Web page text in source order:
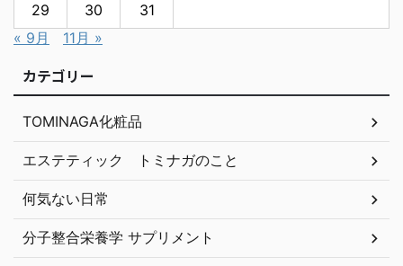
29 30
31
« 9月
11月 »
カテゴリー
TOMINAGA化粧品
エステティック トミナガのこと
何気ない日常
分子整合栄養学 サプリメント